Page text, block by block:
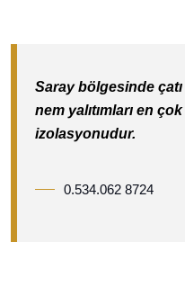
Saray bölgesinde
nem yalıtımları en
izolasyonudur.
0.534.062 8724